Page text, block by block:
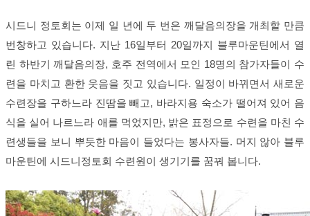
시드니 정토회는 이제 일 년에 두 번은 깨달음의장을 개최할 만큼
번창하고 있습니다. 지난 16일부터 20일까지 블루마운틴에서 열
린 하반기 깨달음의장, 호주 전역에서 모인 18명의 참가자들이 수
련을 마치고 환한 웃음을 짓고 있습니다. 일정이 바뀌면서 새로운
수련장을 구하느라 진땀을 빼고, 바라지용 숙소가 떨어져 있어 음
식을 실어 나르느라 애를 먹었지만, 밝은 표정으로 수련을 마친 수
련생들을 보니 뿌듯한 마음이 들었다는 봉사자들. 머지 않아 블루
마운틴에 시드니정토회 수련원이 생기기를 꿈꿔 봅니다.